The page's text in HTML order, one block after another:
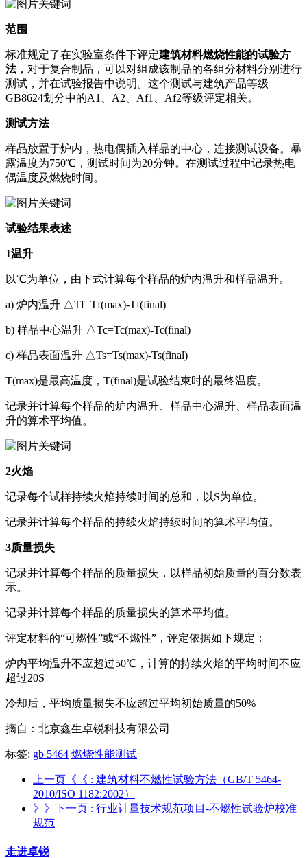
范围
标准规定了在实验室条件下评定建筑材料燃烧性能的试验方
法，对于复合制品，可以对组成该制品的各组分材料分别进行
测试，并在试验报告中说明。这个测试与建筑产品等级
GB8624划分中的A1、A2、Af1、Af2等级评定相关。
测试方法
样品放置于炉内，热电偶插入样品的中心，连接测试设备。暴
露温度为750℃，测试时间为20分钟。在测试过程中记录热电
偶温度及燃烧时间。
试验结果表述
1温升
以℃为单位，由下式计算每个样品的炉内温升和样品温升。
a) 炉内温升 △Tf=Tf(max)-Tf(final)
b) 样品中心温升 △Tc=Tc(max)-Tc(final)
c) 样品表面温升 △Ts=Ts(max)-Ts(final)
T(max)是最高温度，T(final)是试验结束时的最终温度。
记录并计算每个样品的炉内温升、样品中心温升、样品表面温
升的算术平均值。
2火焰
记录每个试样持续火焰持续时间的总和，以S为单位。
记录并计算每个样品的持续火焰持续时间的算术平均值。
3质量损失
记录并计算每个样品的质量损失，以样品初始质量的百分数表
示。
记录并计算每个样品的质量损失的算术平均值。
评定材料的“可燃性”或“不燃性”，评定依据如下规定：
炉内平均温升不应超过50℃，计算的持续火焰的平均时间不应
超过20S
冷却后，平均质量损失不应超过平均初始质量的50%
摘自：北京鑫生卓锐科技有限公司
标签: gb 5464 燃烧性能测试
上一页《《 : 建筑材料不燃性试验方法（GB/T 5464-
2010/ISO 1182:2002）
》》下一页 : 行业计量技术规范项目-不燃性试验炉校准
规范
走进卓锐